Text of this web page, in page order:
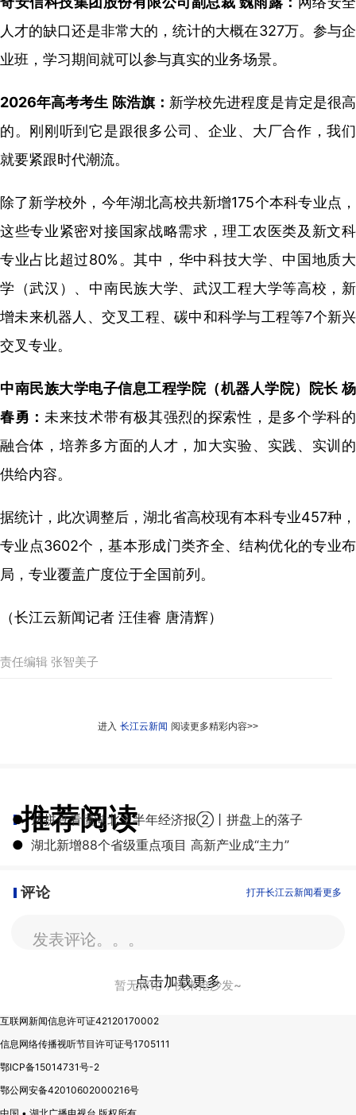
人才的缺口还是非常大的，统计的大概在327万。参与企
业班，学习期间就可以参与真实的业务场景。
2026年高考考生 陈浩旗： 新学校先进程度是肯定是很高
的。刚刚听到它是跟很多公司、企业、大厂合作，我们
就要紧跟时代潮流。
除了新学校外，今年湖北高校共新增175个本科专业点，
这些专业紧密对接国家战略需求，理工农医类及新文科
专业占比超过80%。其中，华中科技大学、中国地质大
学（武汉）、中南民族大学、武汉工程大学等高校，新
增未来机器人、交叉工程、碳中和科学与工程等7个新兴
交叉专业。
中南民族大学电子信息工程学院（机器人学院）院长 杨
春勇： 未来技术带有极其强烈的探索性，是多个学科的
融合体，培养多方面的人才，加大实验、实践、实训的
供给内容。
据统计，此次调整后，湖北省高校现有本科专业457种，
专业点3602个，基本形成门类齐全、结构优化的专业布
局，专业覆盖广度位于全国前列。
（长江云新闻记者 汪佳睿 唐清辉）
责任编辑 张智美子
进入 长江云新闻 阅读更多精彩内容>>
推荐阅读
● 从拼豆看懂湖北上半年经济报②丨拼盘上的落子
● 湖北新增88个省级重点项目 高新产业成“主力”
评论 打开长江云新闻看更多
发表评论。。。
暂无评论，快来抢沙发~
点击加载更多
互联网新闻信息许可证42120170002
信息网络传播视听节目许可证号1705111
鄂ICP备15014731号-2
鄂公网安备42010602000216号